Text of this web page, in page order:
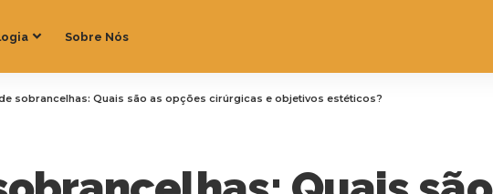
Sobre Nós
sobrancelhas: Quais são as opções cirúrgicas e objetivos estéticos?